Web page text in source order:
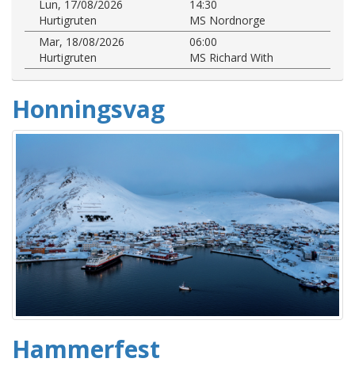
Lun, 17/08/2026
14:30
Hurtigruten
MS Nordnorge
Mar, 18/08/2026
06:00
Hurtigruten
MS Richard With
Honningsvag
Hammerfest